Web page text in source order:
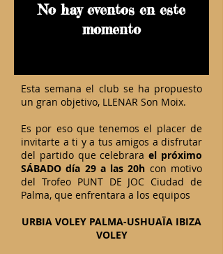
No hay eventos en este
momento
Esta semana el club se ha propuesto
un gran objetivo, LLENAR Son Moix.
Es por eso que tenemos el placer de
invitarte a ti y a tus amigos a disfrutar
del partido que celebrarael próximo
SÁBADO día 29 a las 20h con motivo
del Trofeo PUNT DE JOC Ciudad de
Palma, que enfrentara a los equipos
URBIA VOLEY PALMA-USHUAÏA IBIZA
VOLEY